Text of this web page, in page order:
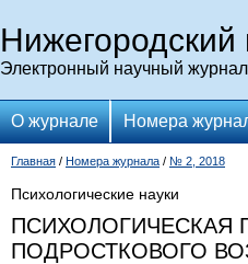
Нижегородский
Электронный научный журнал
О журнале Номера
Главная / Номера журнала / № 2, 2018
Психологические науки
ПСИХОЛОГИЧЕСКАЯ
ПОДРОСТКОВОГО